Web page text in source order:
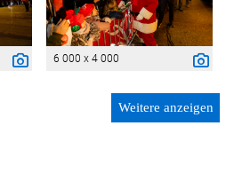
6 000 x 4 000
Weitere anzeigen